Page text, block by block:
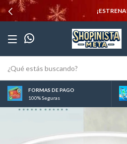
¡ESTRENA!
FORMAS DE PAGO
100% Seguras